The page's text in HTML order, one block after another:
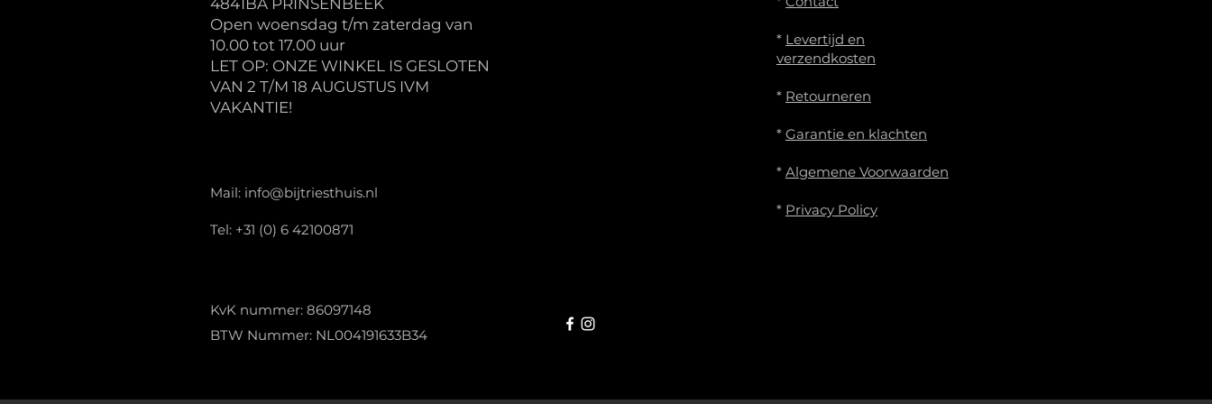
Open woensdag t/m zaterdag van
10.00 tot 17.00 uur
LET OP: ONZE WINKEL IS GESLOTEN
VAN 2 T/M 18 AUGUSTUS IVM
VAKANTIE!
Mail: info@bijtriesthuis.nl
Tel: +31 (0) 6 42100871
* Levertijd en
verzendkosten
* Retourneren
* Garantie en klachten
* Algemene Voorwaarden
* Privacy Policy
KvK nummer: 86097148
BTW Nummer: NL004191633B34